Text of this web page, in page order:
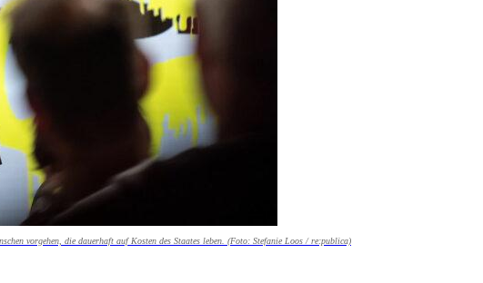
vorgehen, die dauerhaft auf Kosten des Staates leben. (Foto: Stefanie Loos / re:publica)